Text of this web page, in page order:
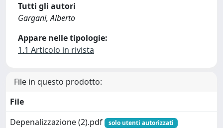
Tutti gli autori
Gargani, Alberto
Appare nelle tipologie:
1.1 Articolo in rivista
File in questo prodotto:
File
Depenalizzazione (2).pdf
solo utenti autorizzati